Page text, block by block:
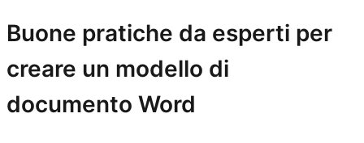
Buone pratiche da esperti per
creare un modello di
documento Word